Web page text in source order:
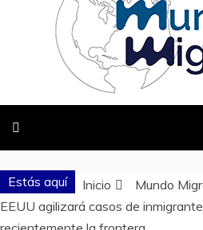
DONDE TODOS
Estás aquí Inicio Mundo
EEUU agilizará casos de